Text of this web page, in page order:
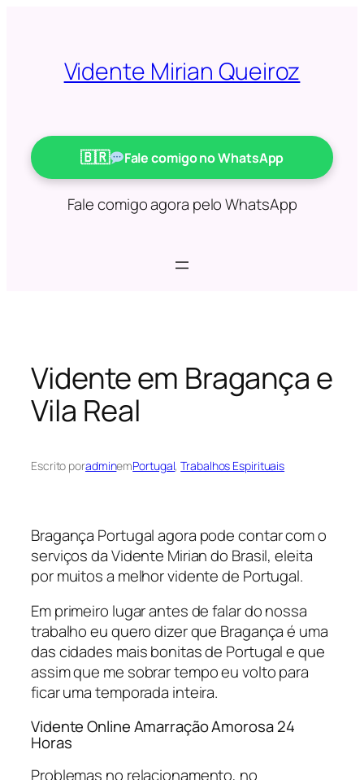
conteúdoVidente Mirian Queiroz
Fale comigo no WhatsApp
Fale comigo agora pelo WhatsApp
Vidente em Bragança e
Vila Real
Escrito poradminemPortugal, Trabalhos Espirituais
Bragança Portugal agora pode contar com o
serviços da Vidente Mirian do Brasil, eleita
por muitos a melhor vidente de Portugal.
Em primeiro lugar antes de falar do nossa
trabalho eu quero dizer que Bragança é uma
das cidades mais bonitas de Portugal e que
assim que me sobrar tempo eu volto para
ficar uma temporada inteira.
Vidente Online Amarração Amorosa 24
Horas
Problemas no relacionamento, no